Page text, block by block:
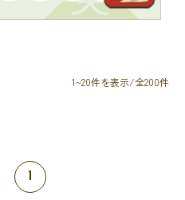
1~20件を表示/全200件
1